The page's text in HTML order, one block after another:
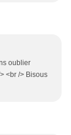
oublier
<br /> Bisous